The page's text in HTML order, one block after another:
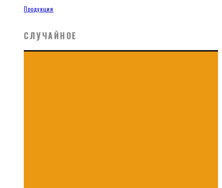
Продукция
СЛУЧАЙНОЕ